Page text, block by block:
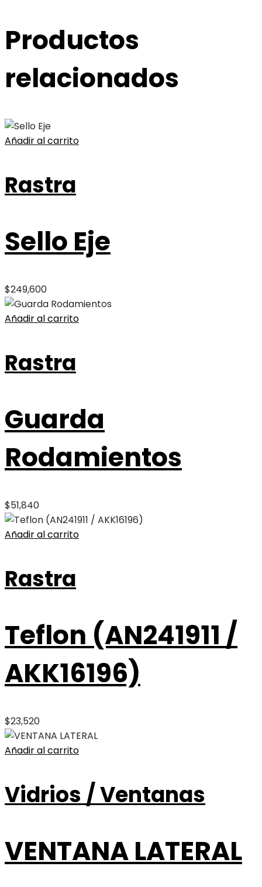
Productos
relacionados
Añadir al carrito
Rastra
Sello Eje
$249,600
Añadir al carrito
Rastra
Guarda
Rodamientos
$51,840
Añadir al carrito
Rastra
Teflon (AN241911 /
AKK16196)
$23,520
Añadir al carrito
Vidrios / Ventanas
VENTANA LATERAL